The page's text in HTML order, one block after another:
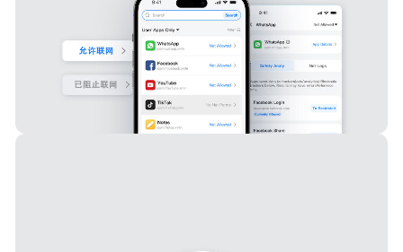
网络透明管控